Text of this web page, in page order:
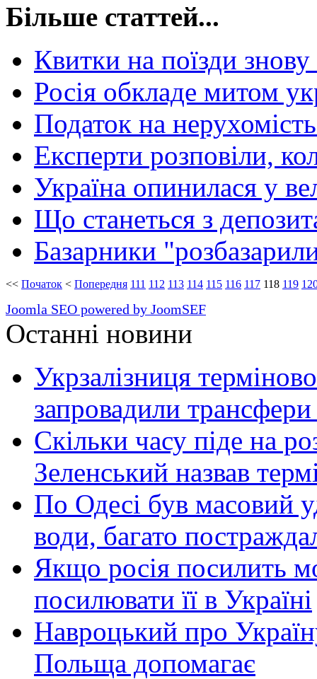
Більше статтей...
Квитки на поїзди
Росія обкладе митом
Податок на
Експерти розповіли,
Україна опинилася у
Що станеться з
Базарники
<< Початок < Попередня 111 112 113 114 115 116 117 118 119
Joomla SEO powered by JoomSEF
Останні новини
Укрзалізниця
запровадили
Скільки часу піде на
Зеленський назвав
По Одесі був масовий
води, багато
Якщо росія посилить
посилювати її в Україні
Навроцький про
Польща допомагає